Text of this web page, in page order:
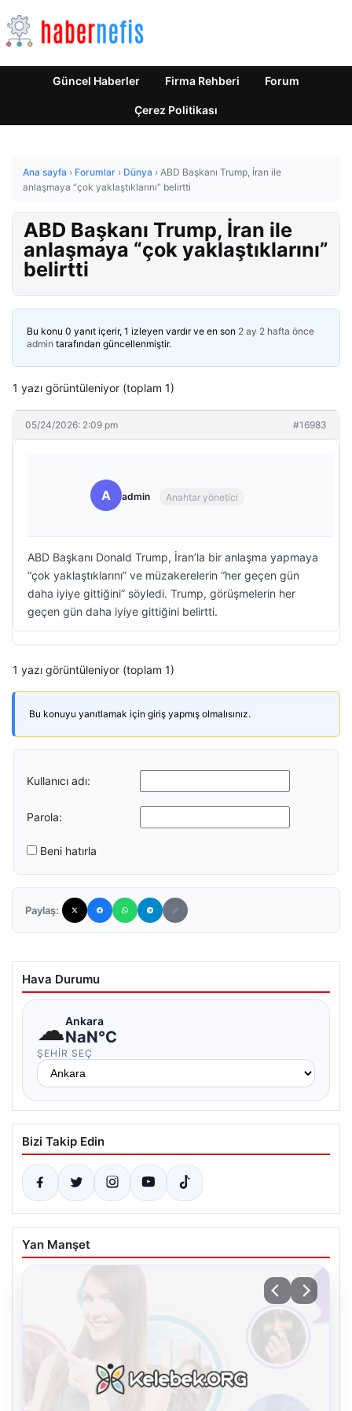
Güncel Haberler Firma Rehberi Forum
Çerez Politikası
Ana sayfa › Forumlar › Dünya › ABD Başkanı Trump, İran ile
anlaşmaya “çok yaklaştıklarını” belirtti
ABD Başkanı Trump, İran ile
anlaşmaya “çok yaklaştıklarını”
belirtti
Bu konu 0 yanıt içerir, 1 izleyen vardır ve en son 2 ay 2 hafta önce
admin tarafından güncellenmiştir.
1 yazı görüntüleniyor (toplam 1)
05/24/2026: 2:09 pm #16983
A admin Anahtar yönetici
ABD Başkanı Donald Trump, İran’la bir anlaşma yapmaya
“çok yaklaştıklarını” ve müzakerelerin “her geçen gün
daha iyiye gittiğini” söyledi. Trump, görüşmelerin her
geçen gün daha iyiye gittiğini belirtti.
1 yazı görüntüleniyor (toplam 1)
Bu konuyu yanıtlamak için giriş yapmış olmalısınız.
Kullanıcı adı:
Parola:
Beni hatırla
Paylaş:
Hava Durumu
☁Ankara
NaN°C
ŞEHIR SEÇ
Bizi Takip Edin
Yan Manşet